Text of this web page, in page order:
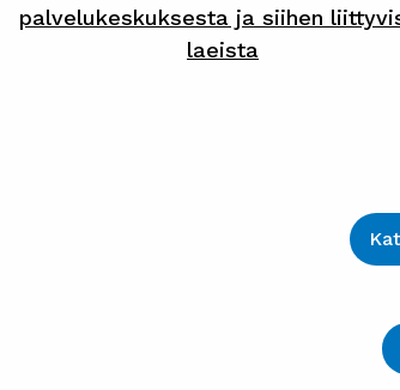
palvelukeskuksesta ja siihen
laeista